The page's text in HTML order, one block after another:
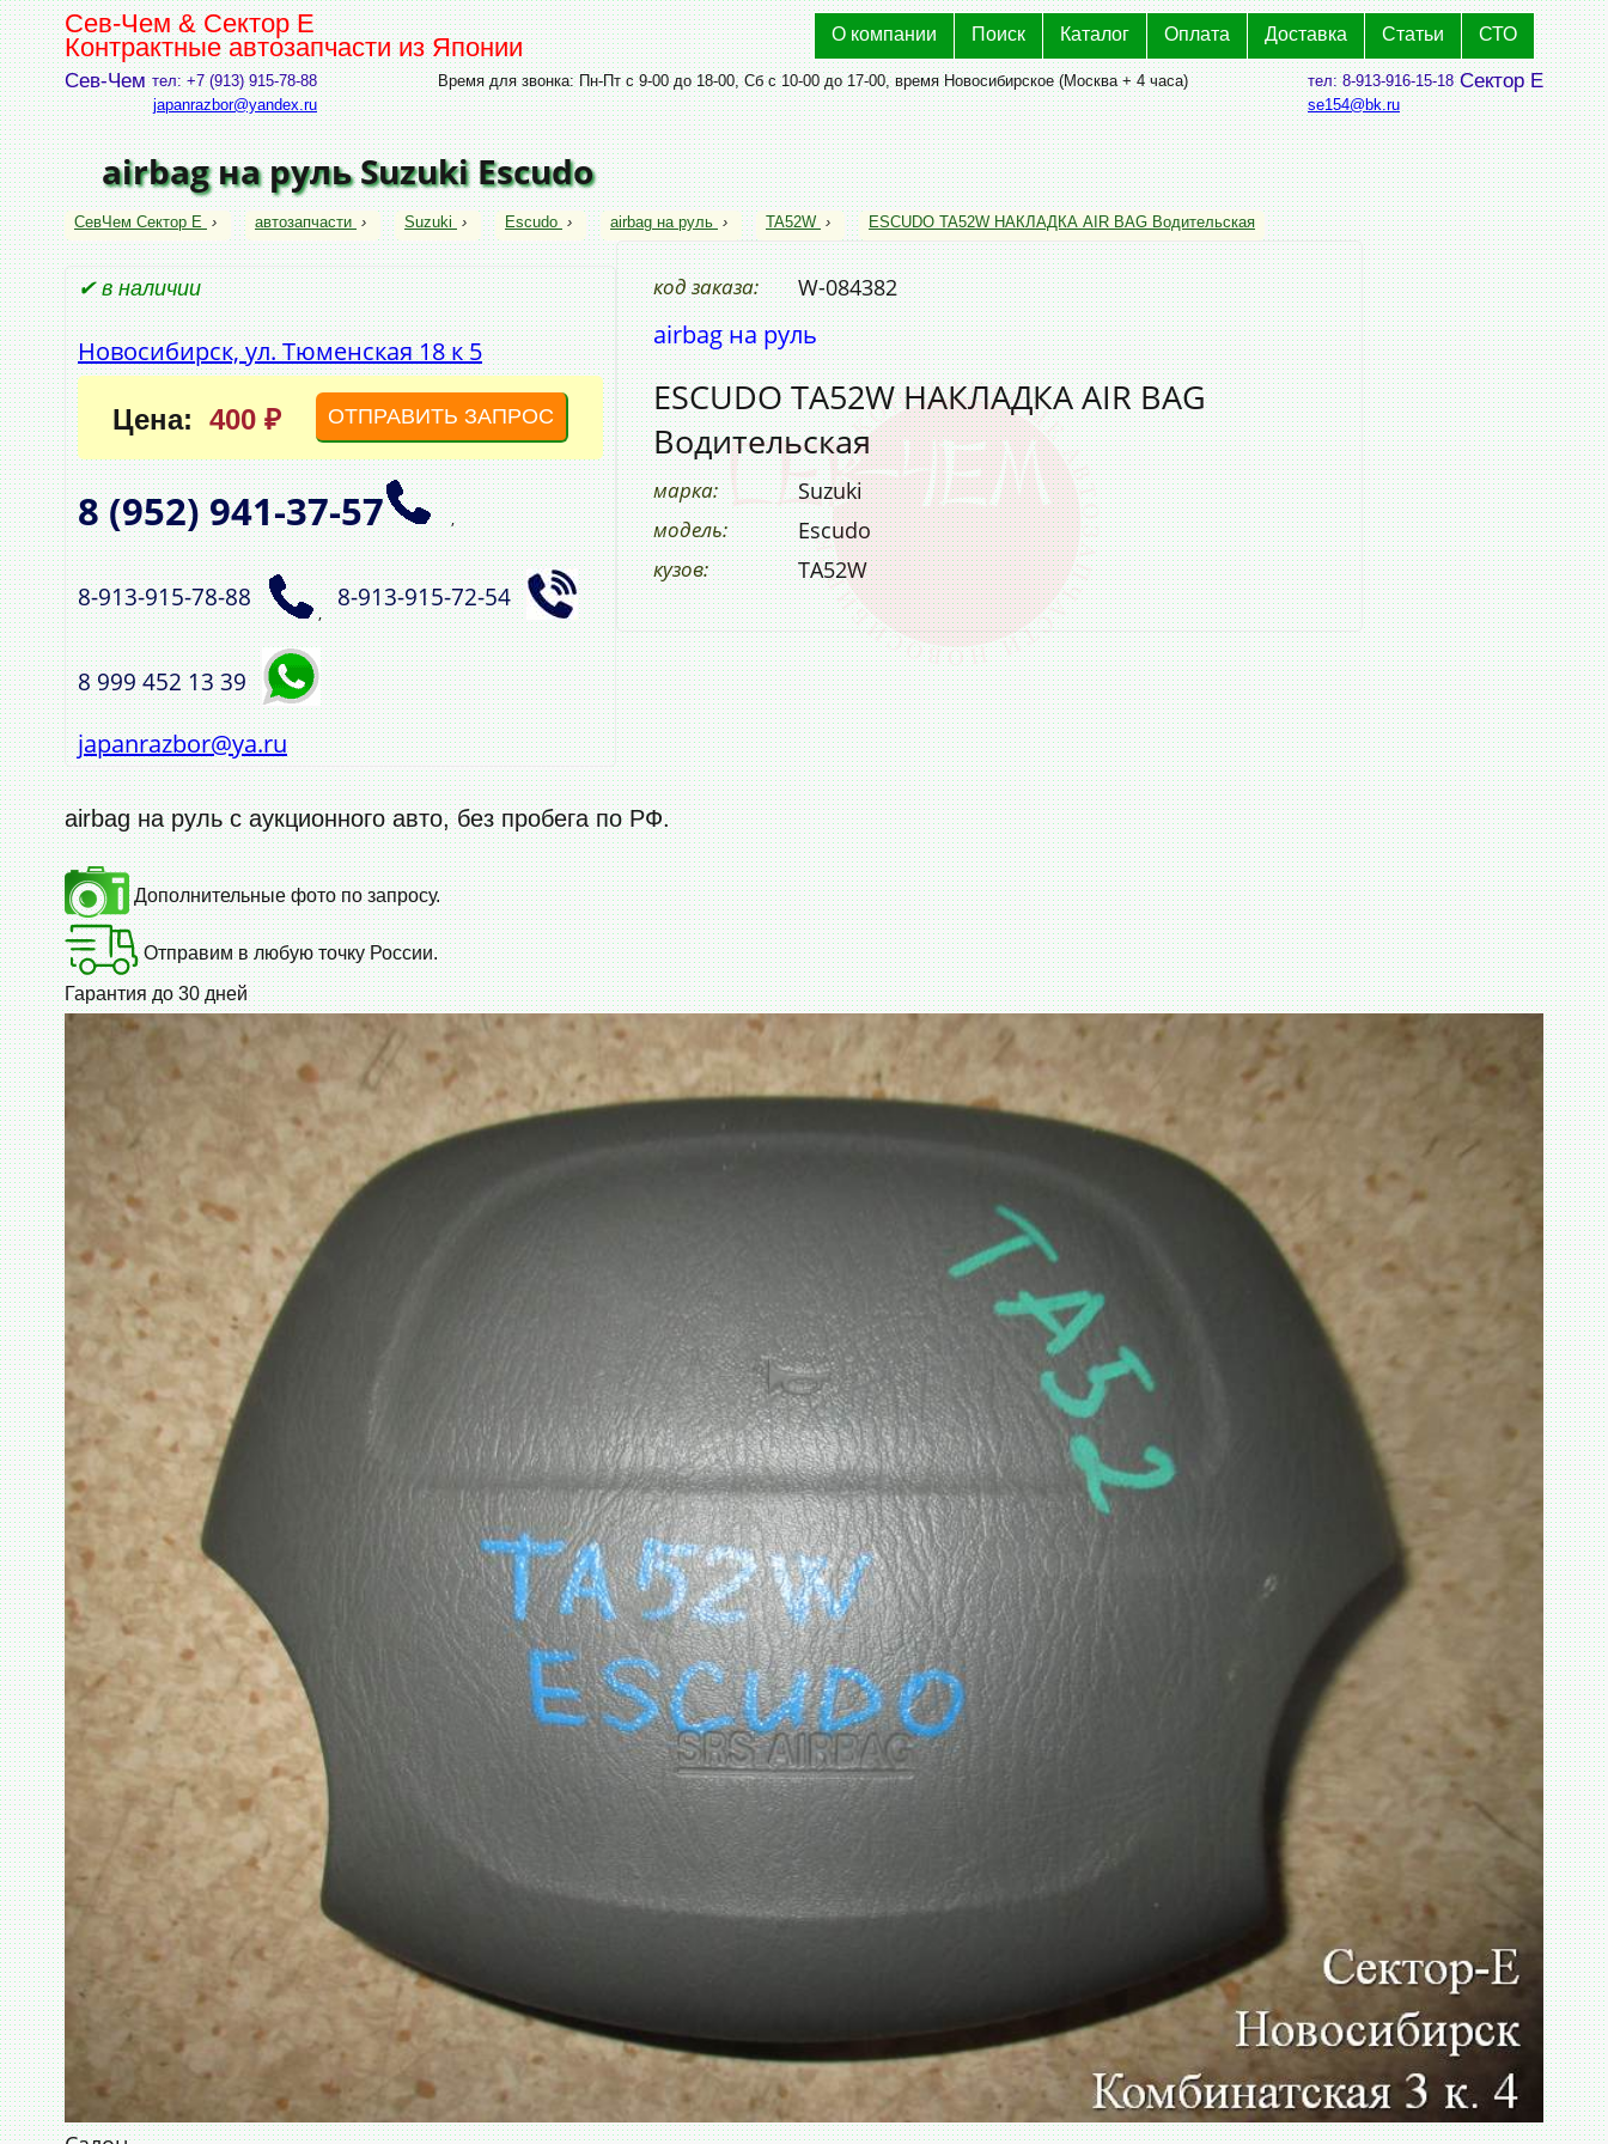
Сев-Чем & Сектор Е
Контрактные автозапчасти из Японии
О компании Поиск Каталог Оплата Доставка Статьи СТО
Сев-Чем тел: +7 (913) 915-78-88
japanrazbor@yandex.ru
Сектор Е
тел: 8-913-916-15-18
se154@bk.ru
Время для звонка: Пн-Пт с 9-00 до 18-00, Сб с 10-00 до 17-00, время Новосибирское (Москва + 4 часа)
airbag на руль Suzuki Escudo
СевЧем Сектор Е › автозапчасти › Suzuki › Escudo › airbag на руль › TA52W › ESCUDO TA52W НАКЛАДКА AIR BAG Водительская
✔ в наличии
Новосибирск, ул. Тюменская 18 к 5
Цена: 400 ₽ ОТПРАВИТЬ ЗАПРОС
8 (952)941‑37‑57 ,
8‑913‑915‑78‑88
,
8‑913‑915‑72‑54
8 999 452 13 39
japanrazbor@ya.ru
код заказа: W-084382
airbag на руль
ESCUDO TA52W НАКЛАДКА AIR BAG
Водительская
марка: Suzuki
модель: Escudo
кузов: TA52W
airbag на руль с аукционного авто, без пробега по РФ.
Дополнительные фото по запросу.
Отправим в любую точку России.
Гарантия до 30 дней